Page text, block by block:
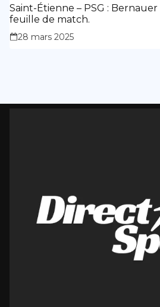
Saint-Étienne – PSG :
feuille de match.
28 mars 2025